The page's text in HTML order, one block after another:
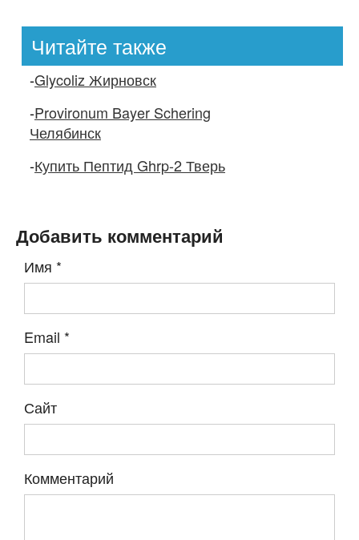
Читайте также
-Glycoliz Жирновск
-Provironum Bayer Schering
Челябинск
-Купить Пептид Ghrp-2 Тверь
Добавить комментарий
Имя *
Email *
Сайт
Комментарий